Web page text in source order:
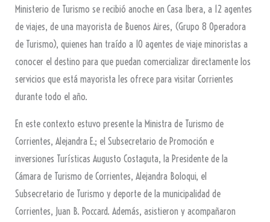
Ministerio de Turismo se recibió anoche en Casa Ibera, a 12 agentes
de viajes, de una mayorista de Buenos Aires, (Grupo 8 Operadora
de Turismo), quienes han traído a 10 agentes de viaje minoristas a
conocer el destino para que puedan comercializar directamente los
servicios que está mayorista les ofrece para visitar Corrientes
durante todo el año.
En este contexto estuvo presente la Ministra de Turismo de
Corrientes, Alejandra E.; el Subsecretario de Promoción e
inversiones Turísticas Augusto Costaguta, la Presidente de la
Cámara de Turismo de Corrientes, Alejandra Boloqui, el
Subsecretario de Turismo y deporte de la municipalidad de
Corrientes, Juan B. Poccard. Además, asistieron y acompañaron